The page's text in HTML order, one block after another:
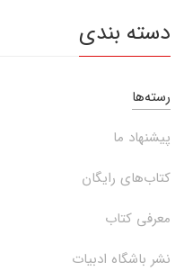
دسته بندی
رسته‌ها
پیشنهاد ما
کتاب‌های رایگان
معرفی کتاب
نشر باشگاه ادبیات